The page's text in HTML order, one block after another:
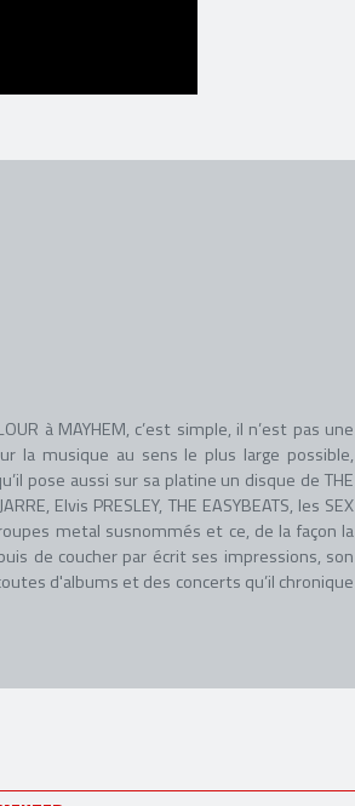
à MAYHEM, c’est simple, il n’est pas une
la musique au sens le plus large possible,
pose aussi sur sa platine un disque de THE
Elvis PRESLEY, THE EASYBEATS, les SEX
metal susnommés et ce, de la façon la
de coucher par écrit ses impressions, son
d'albums et des concerts qu’il chronique